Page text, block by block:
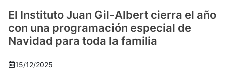
El Instituto Juan Gil-Albert cierra el año
con una programación especial de
Navidad para toda la familia
15/12/2025